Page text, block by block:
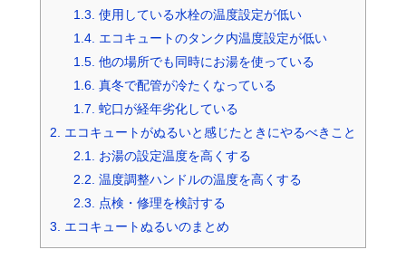
1.3. 使用している水栓の温度設定が低い
1.4. エコキュートのタンク内温度設定が低い
1.5. 他の場所でも同時にお湯を使っている
1.6. 真冬で配管が冷たくなっている
1.7. 蛇口が経年劣化している
2.
エコキュートがぬるいと感じたときにやるべきこと
2.1.
お湯の設定温度を高くする
2.2. 温度調整ハンドルの温度を高くする
2.3.
点検・修理を検討する
3.
エコキュートぬるいのまとめ